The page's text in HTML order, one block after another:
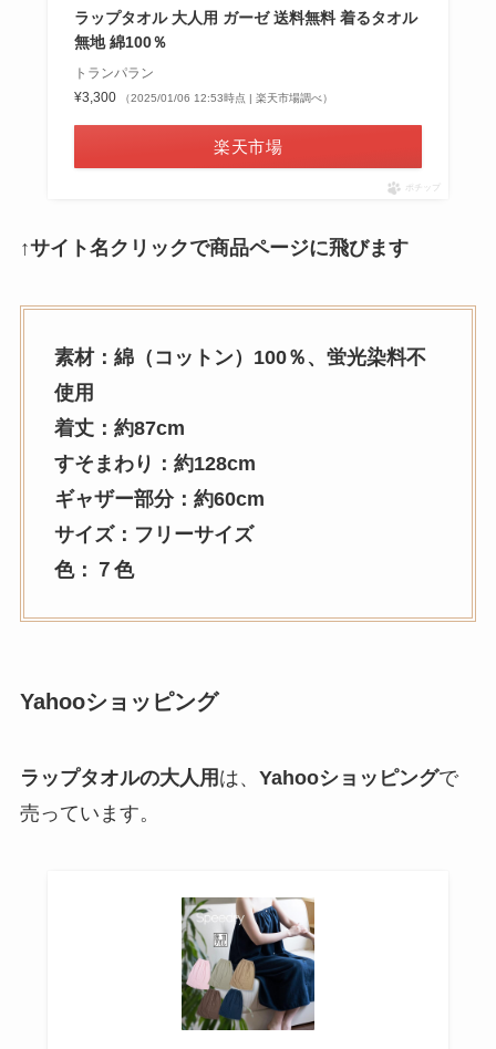
ラップタオル 大人用 ガーゼ 送料無料 着るタオル
無地 綿100％
トランパラン
¥3,300
（2025/01/06 12:53時点 | 楽天市場調べ）
楽天市場
ポチップ
↑サイト名クリックで商品ページに飛びます
素材：綿（コットン）100％、蛍光染料不
使用
着丈：約87cm
すそまわり：約128cm
ギャザー部分：約60cm
サイズ：フリーサイズ
色：７色
Yahooショッピング
ラップタオルの大人用 は、 Yahooショッピングで
売っています。